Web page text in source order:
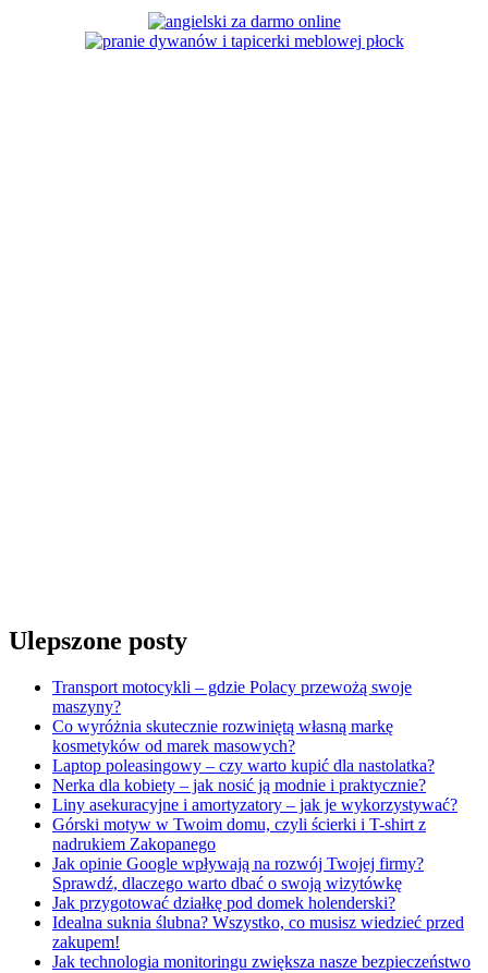
Ulepszone posty
Transport motocykli – gdzie Polacy przewożą swoje
maszyny?
Co wyróżnia skutecznie rozwiniętą własną markę
kosmetyków od marek masowych?
Laptop poleasingowy – czy warto kupić dla nastolatka?
Nerka dla kobiety – jak nosić ją modnie i praktycznie?
Liny asekuracyjne i amortyzatory – jak je wykorzystywać?
Górski motyw w Twoim domu, czyli ścierki i T-shirt z
nadrukiem Zakopanego
Jak opinie Google wpływają na rozwój Twojej firmy?
Sprawdź, dlaczego warto dbać o swoją wizytówkę
Jak przygotować działkę pod domek holenderski?
Idealna suknia ślubna? Wszystko, co musisz wiedzieć przed
zakupem!
Jak technologia monitoringu zwiększa nasze bezpieczeństwo